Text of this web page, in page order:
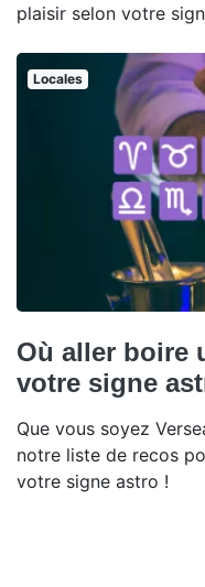
plaisir selon votre
Locales
Où aller boire
votre signe
Que vous soyez
notre liste de recos
votre signe astro !